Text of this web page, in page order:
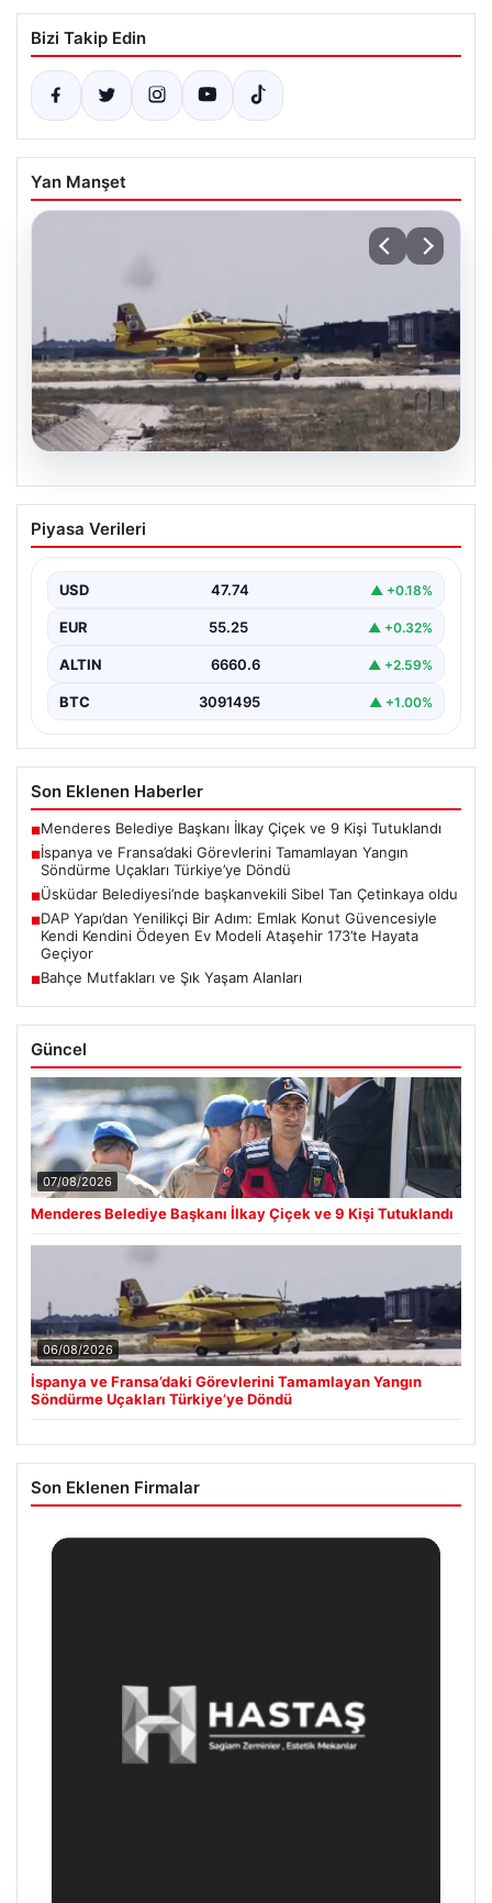
Bizi Takip Edin
Yan Manşet
06.08.2026
İspanya ve Fransa’daki Görevlerini
Tamamlayan Yangın Söndürme Uçakları
Orman Genel Müdürlüğü tarafından yapılan açıklamada,
büyük…
Piyasa Verileri
USD 47.74 ▲ +0.18%
EUR 55.25 ▲ +0.32%
ALTIN 6660.6 ▲ +2.59%
BTC 3091495 ▲ +1.00%
Son Eklenen Haberler
■Menderes Belediye Başkanı İlkay Çiçek ve 9 Kişi Tutuklandı
■İspanya ve Fransa’daki Görevlerini Tamamlayan Yangın
Söndürme Uçakları Türkiye’ye Döndü
■Üsküdar Belediyesi’nde başkanvekili Sibel Tan Çetinkaya oldu
■DAP Yapı’dan Yenilikçi Bir Adım: Emlak Konut Güvencesiyle
Kendi Kendini Ödeyen Ev Modeli Ataşehir 173’te Hayata
Geçiyor
■Bahçe Mutfakları ve Şık Yaşam Alanları
Güncel
07/08/2026
Menderes Belediye Başkanı İlkay Çiçek ve 9 Kişi Tutuklandı
06/08/2026
İspanya ve Fransa’daki Görevlerini Tamamlayan Yangın
Söndürme Uçakları Türkiye’ye Döndü
Son Eklenen Firmalar